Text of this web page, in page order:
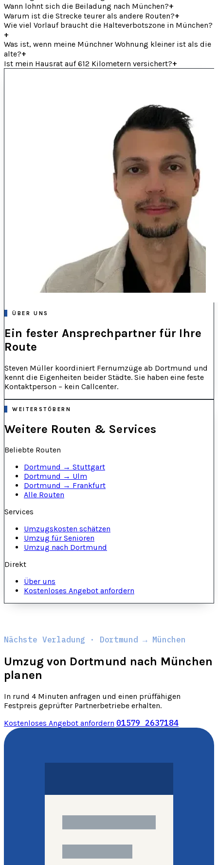
Wann lohnt sich die Beiladung nach München?+
Warum ist die Strecke teurer als andere Routen?+
Wie viel Vorlauf braucht die Halteverbotszone in München?
+
Was ist, wenn meine Münchner Wohnung kleiner ist als die
alte?+
Ist mein Hausrat auf 612 Kilometern versichert?+
ÜBER UNS
Ein fester Ansprechpartner für Ihre
Route
Steven Müller koordiniert Fernumzüge ab Dortmund und
kennt die Eigenheiten beider Städte. Sie haben eine feste
Kontaktperson – kein Callcenter.
WEITERSTÖBERN
Weitere Routen & Services
Beliebte Routen
Dortmund → Stuttgart
Dortmund → Ulm
Dortmund → Frankfurt
Alle Routen
Services
Umzugskosten schätzen
Umzug für Senioren
Umzug nach Dortmund
Direkt
Über uns
Kostenloses Angebot anfordern
Nächste Verladung · Dortmund → München
Umzug von Dortmund nach München
planen
In rund 4 Minuten anfragen und einen prüffähigen
Festpreis geprüfter Partnerbetriebe erhalten.
Kostenloses Angebot anfordern 01579 2637184